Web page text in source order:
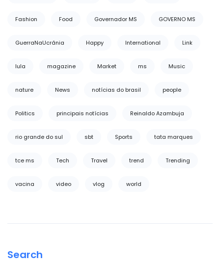
Fashion Food Governador MS GOVERNO MS
GuerraNaUcrânia Happy International Link
lula magazine Market ms Music
nature News notícias do brasil people
Politics principais notícias Reinaldo Azambuja
rio grande do sul sbt Sports tata marques
tce ms Tech Travel trend Trending
vacina video vlog world
Search